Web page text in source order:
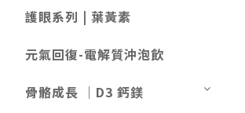
護眼系列 | 葉黃素
元氣回復-電解質沖泡飲
骨骼成長 ｜D3 鈣鎂